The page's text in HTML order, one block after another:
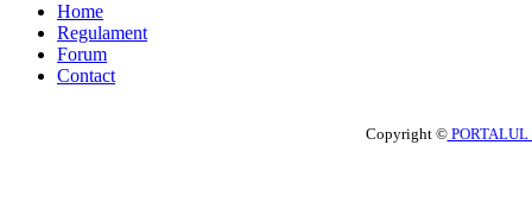
Home
Regulament
Forum
Contact
Copyright ©PORTALUL